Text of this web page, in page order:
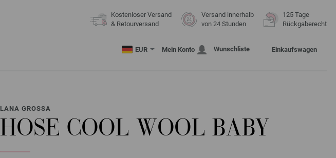
Kostenloser Versand
& Retourversand
Versand innerhalb
von 24 Stunden
125 Tage
Rückgaberecht
EUR Mein Konto Wunschliste Einkaufswagen
LANA GROSSA
HOSE COOL WOOL BABY